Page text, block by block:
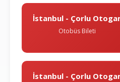
İstanbul - Çorlu
Otobüs Bileti
İstanbul - Çorlu